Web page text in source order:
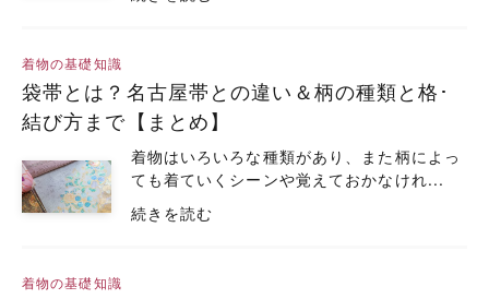
着物の基礎知識
袋帯とは？名古屋帯との違い＆柄の種類と格･
結び方まで【まとめ】
着物はいろいろな種類があり、また柄によっ
ても着ていくシーンや覚えておかなけれ...
続きを読む
着物の基礎知識